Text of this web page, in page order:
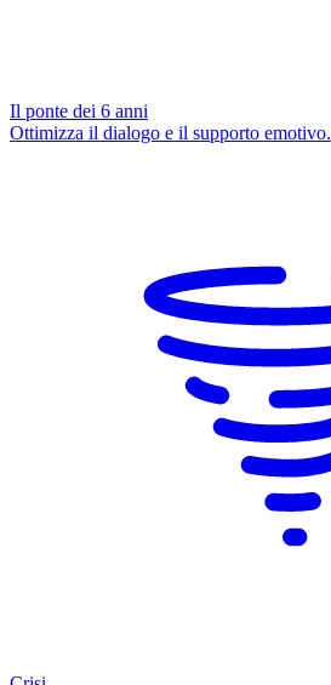
Il ponte dei 6 anni
Ottimizza il dialogo e il supporto emotivo.